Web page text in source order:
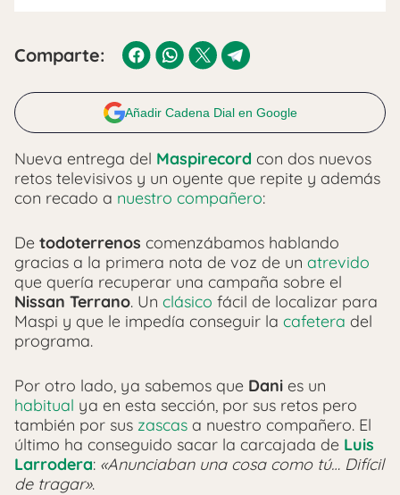
Comparte:
Añadir Cadena Dial en Google
Nueva entrega del Maspirecord con dos nuevos
retos televisivos y un oyente que repite y además
con recado a nuestro compañero:
De todoterrenos comenzábamos hablando
gracias a la primera nota de voz de un atrevido
que quería recuperar una campaña sobre el
Nissan Terrano. Un clásico fácil de localizar para
Maspi y que le impedía conseguir la cafetera del
programa.
Por otro lado, ya sabemos que Dani es un
habitual ya en esta sección, por sus retos pero
también por sus zascas a nuestro compañero. El
último ha conseguido sacar la carcajada de Luis
Larrodera: «Anunciaban una cosa como tú… Difícil
de tragar».